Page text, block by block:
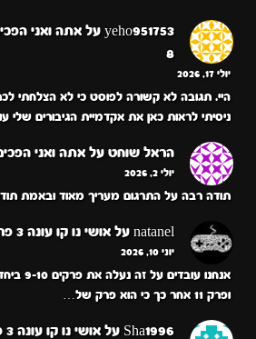
yeho951753 על
8
יולי 17, 2026
היי. תגובה לא קשורה לפוסט כי לא הצלחתי
ניסיתי לראות כאן את אקדמיית הגיבורים שלי
הראל שוחט על אתה ואני
יולי 2, 2026
תודה רבה על התרגום מעריך מאוד ובאמת
natanel על אושי נו קו עונה 3 פרק 8
יוני 10, 2026
אנחנו
ופרק 11 אחר כך כי הוא פרק של…
Sha1996 על אושי נו קו עונה 3 פרק 8